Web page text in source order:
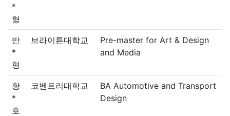
*
형
반
*
형
브라이튼대학교
Pre-master for Art & Design
and Media
황
*
호
코벤트리대학교
BA Automotive and Transport
Design